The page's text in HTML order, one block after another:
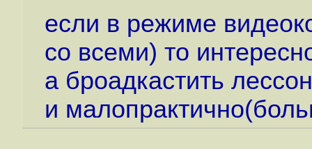
если в режиме
со всеми) то
а броадкастить
и